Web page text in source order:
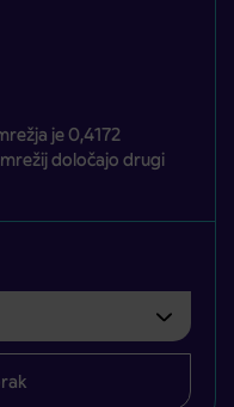
je 0,4172
določajo drugi